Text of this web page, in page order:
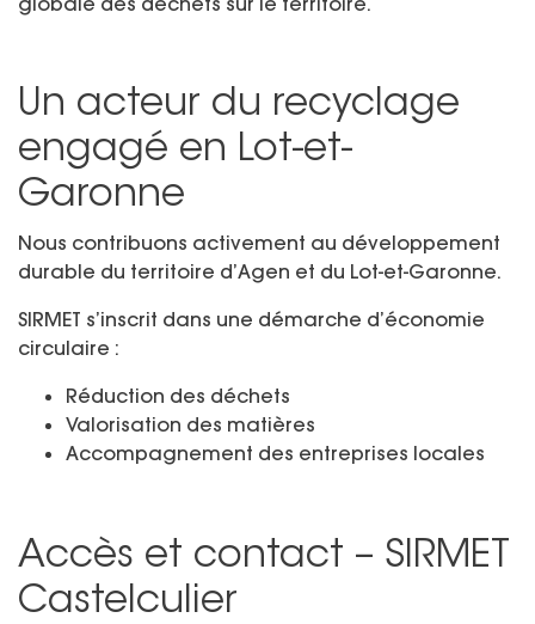
Un acteur du recyclage
engagé en Lot-et-
Garonne
Nous contribuons activement au développement
durable du territoire d’Agen et du Lot-et-Garonne.
SIRMET s’inscrit dans une démarche d’économie
circulaire :
Réduction des déchets
Valorisation des matières
Accompagnement des entreprises locales
Accès et contact – SIRMET
Castelculier